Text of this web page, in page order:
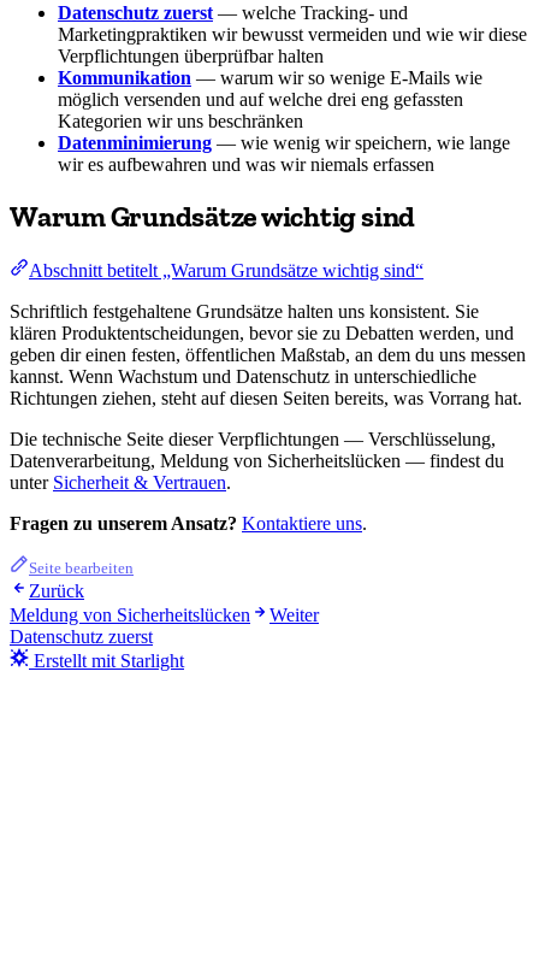
Datenschutz zuerst — welche Tracking- und
Marketingpraktiken wir bewusst vermeiden und wie wir diese
Verpflichtungen überprüfbar halten
Kommunikation — warum wir so wenige E-Mails wie
möglich versenden und auf welche drei eng gefassten
Kategorien wir uns beschränken
Datenminimierung — wie wenig wir speichern, wie lange
wir es aufbewahren und was wir niemals erfassen
Warum Grundsätze wichtig sind
Abschnitt betitelt „Warum Grundsätze wichtig sind“
Schriftlich festgehaltene Grundsätze halten uns konsistent. Sie
klären Produktentscheidungen, bevor sie zu Debatten werden, und
geben dir einen festen, öffentlichen Maßstab, an dem du uns messen
kannst. Wenn Wachstum und Datenschutz in unterschiedliche
Richtungen ziehen, steht auf diesen Seiten bereits, was Vorrang hat.
Die technische Seite dieser Verpflichtungen — Verschlüsselung,
Datenverarbeitung, Meldung von Sicherheitslücken — findest du
unter Sicherheit & Vertrauen.
Fragen zu unserem Ansatz? Kontaktiere uns.
Seite bearbeiten
Zurück
Meldung von Sicherheitslücken
Weiter
Datenschutz zuerst
Erstellt mit Starlight